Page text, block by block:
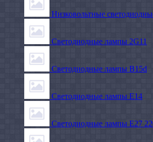
Низковольтные
Светодиодные лампы 2G11
Светодиодные лампы B15d
Светодиодные лампы E14
Светодиодные лампы E27